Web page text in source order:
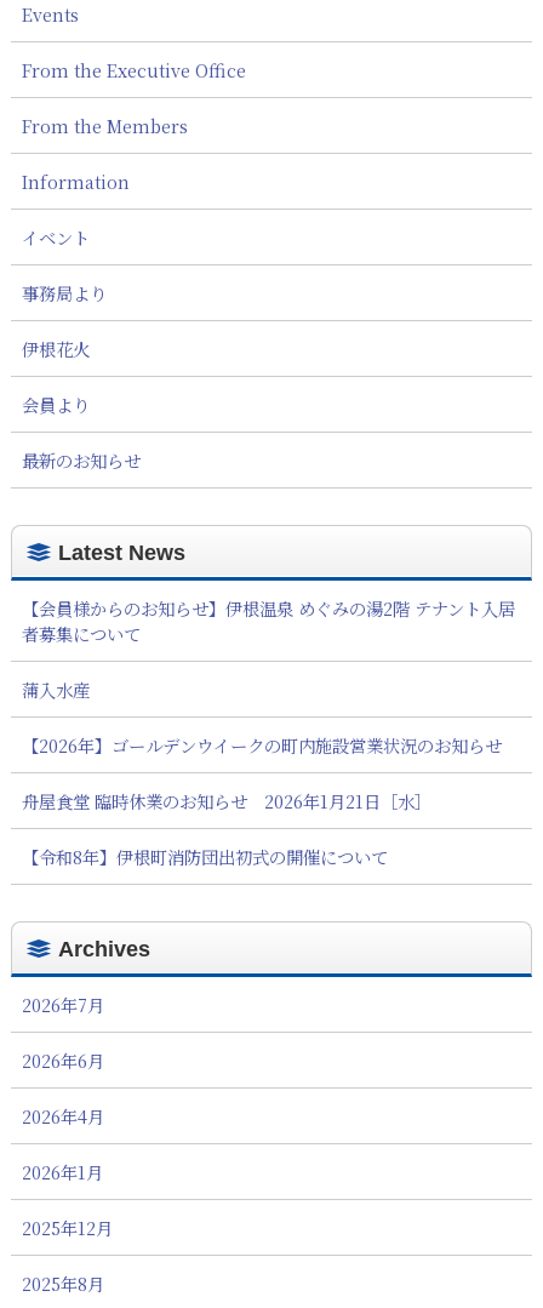
Events
From the Executive Office
From the Members
Information
イベント
事務局より
伊根花火
会員より
最新のお知らせ
Latest News
【会員様からのお知らせ】伊根温泉 めぐみの湯2階 テナント入居
者募集について
蒲入水産
【2026年】ゴールデンウイークの町内施設営業状況のお知らせ
舟屋食堂 臨時休業のお知らせ 2026年1月21日［水］
【令和8年】伊根町消防団出初式の開催について
Archives
2026年7月
2026年6月
2026年4月
2026年1月
2025年12月
2025年8月